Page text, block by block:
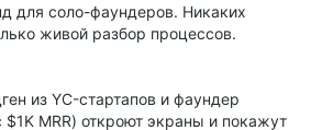
для соло-фаундеров. Никаких
живой разбор процессов.
из YC-стартапов и фаундер
$1K MRR) откроют экраны и покажут